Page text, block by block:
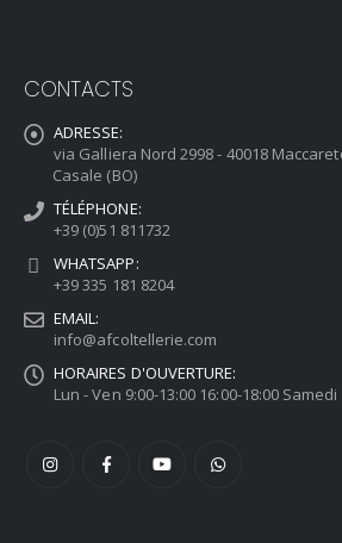
CONTACTS
ADRESSE:
via Galliera Nord 2998 - 40018
Casale (BO)
TÉLÉPHONE:
+39 (0)51 811732
WHATSAPP:
+39 335 181 8204
EMAIL:
info@afcoltellerie.com
HORAIRES D'OUVERTURE:
Lun - Ven 9:00-13:00 16:00-18:00